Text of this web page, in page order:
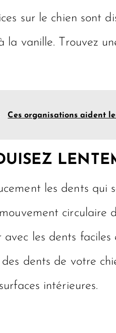
sur le chien sont
la vanille. Trouvez
Ces organisations aident
les dents qui
circulaire
avec les dents
dents de votre
intérieures.